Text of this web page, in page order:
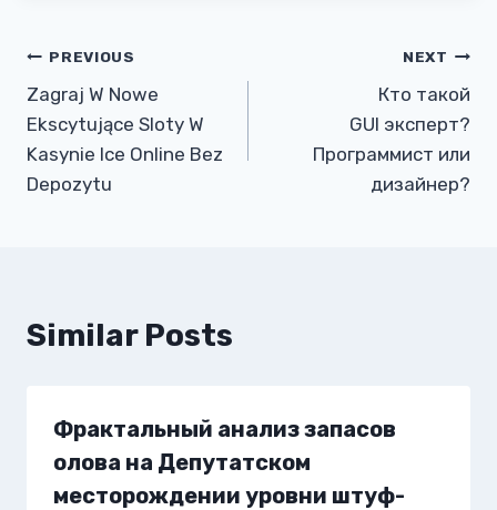
Post
navigation
PREVIOUS
Zagraj W Nowe
Ekscytujące Sloty W
Kasynie Ice Online Bez
Depozytu
NEXT
Кто такой
GUI эксперт?
Программист или
дизайнер?
Similar Posts
Фрактальный анализ запасов
олова на Депутатском
месторождении уровни штуф-